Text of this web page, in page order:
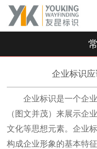
企业标识
企业标识是一个企
（图文并茂）来展示企
文化等思想元素。企业
构成企业形象的基本特